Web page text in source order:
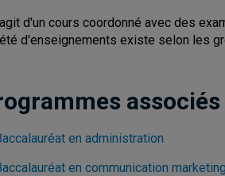
d'un cours coordonné avec des
d'enseignements existe selon les
en administration
en communication marketing